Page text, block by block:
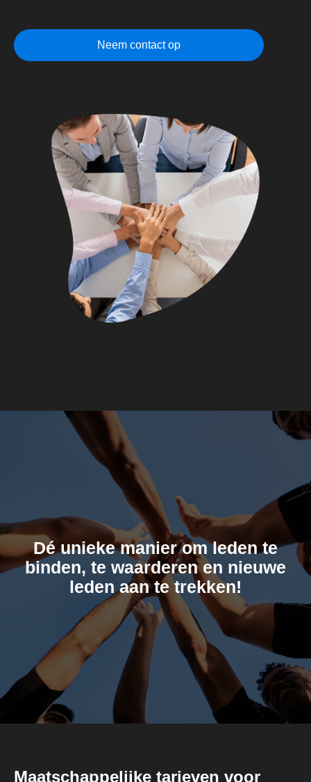
Neem contact op
Dé unieke manier om leden te
binden, te waarderen en nieuwe
leden aan te trekken!
Maatschappelijke tarieven voor